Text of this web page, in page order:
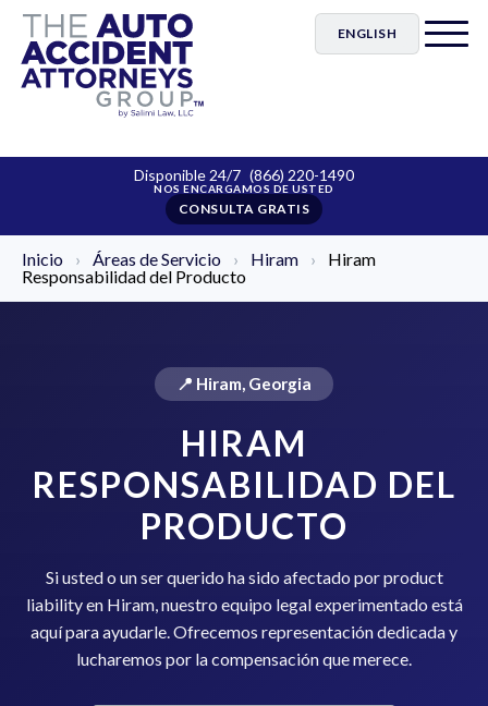
ENGLISH
Disponible 24/7 (866) 220-1490
CONSULTA GRATIS
Inicio › Áreas de Servicio › Hiram ›
Hiram
Responsabilidad del Producto
📍 Hiram, Georgia
HIRAM
RESPONSABILIDAD DEL
PRODUCTO
Si usted o un ser querido ha sido afectado por product
liability en Hiram, nuestro equipo legal experimentado está
aquí para ayudarle. Ofrecemos representación dedicada y
lucharemos por la compensación que merece.